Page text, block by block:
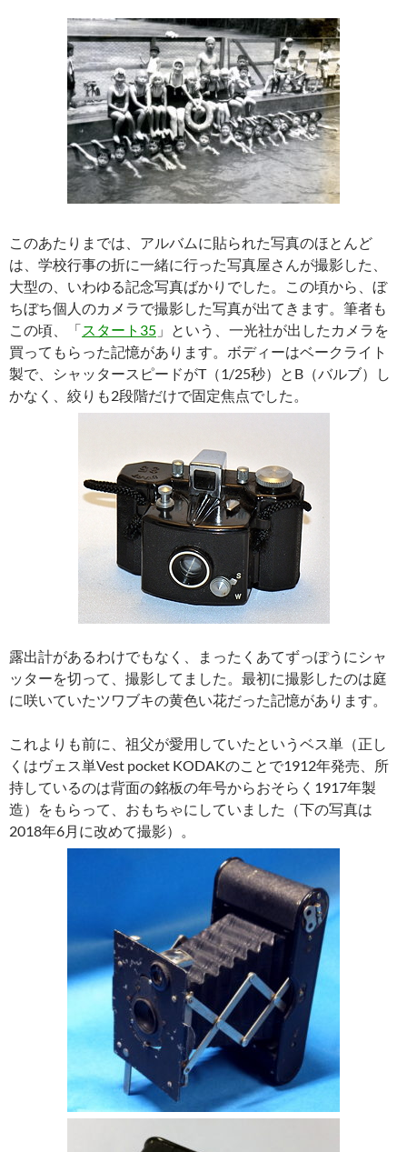
このあたりまでは、アルバムに貼られた写真のほとんど
は、学校行事の折に一緒に行った写真屋さんが撮影した、
大型の、いわゆる記念写真ばかりでした。この頃から、ぼ
ちぼち個人のカメラで撮影した写真が出てきます。筆者も
この頃、「スタート35 」という、一光社が出したカメラを
買ってもらった記憶があります。ボディーはベークライト
製で、シャッタースピードがT（1/25秒）とB（バルブ）し
かなく、絞りも2段階だけで固定焦点でした。
露出計があるわけでもなく、まったくあてずっぽうにシャ
ッターを切って、撮影してました。最初に撮影したのは庭
に咲いていたツワブキの黄色い花だった記憶があります。
これよりも前に、祖父が愛用していたというベス単（正し
くはヴェス単Vest pocket KODAKのことで1912年発売、所
持しているのは背面の銘板の年号からおそらく1917年製
造）をもらって、おもちゃにしていました（下の写真は
2018年6月に改めて撮影）。